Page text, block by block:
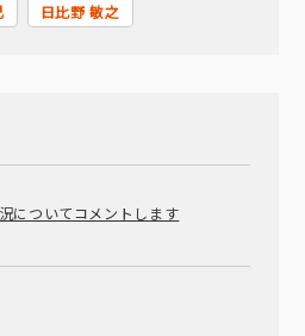
日比野 敏之
についてコメントします